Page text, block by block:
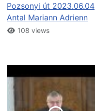
Pozsonyi út 2023.06.04
Antal Mariann Adrienn
108 views